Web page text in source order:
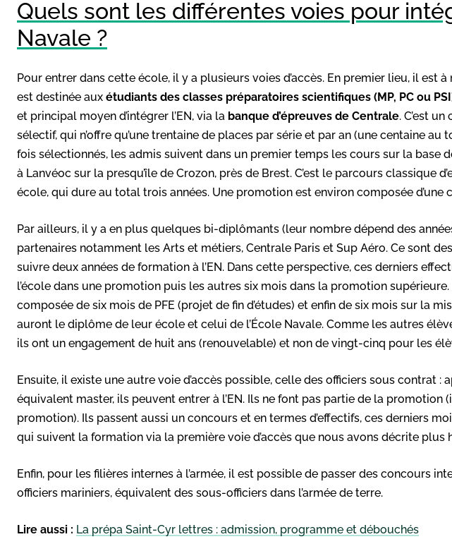
Quels sont les différentes voies pour
Navale ?
Pour entrer dans cette école, il y a plusieurs voies d’accès. En premier lieu, il est
est destinée aux étudiants des classes préparatoires scientifiques (MP, PC ou
et principal moyen d’intégrer l’EN, via la banque d’épreuves de Centrale. C’est
sélectif, qui n’offre qu’une trentaine de places par série et par an (une centaine au
fois sélectionnés, les admis suivent dans un premier temps les cours sur la base
à Lanvéoc sur la presqu’île de Crozon, près de Brest. C’est le parcours classique
école, qui dure au total trois années. Une promotion est environ composée d’une
Par ailleurs, il y a en plus quelques bi-diplômants (leur nombre dépend des
partenaires notamment les Arts et métiers, Centrale Paris et Sup Aéro. Ce sont
suivre deux années de formation à l’EN. Dans cette perspective, ces derniers
l’école dans une promotion puis les autres six mois dans la promotion supérieure.
composée de six mois de PFE (projet de fin d’études) et enfin de six mois sur la
auront le diplôme de leur école et celui de l’École Navale. Comme les autres
ils ont un engagement de huit ans (renouvelable) et non de vingt-cinq pour les
Ensuite, il existe une autre voie d’accès possible, celle des officiers sous contrat :
équivalent master, ils peuvent entrer à l’EN. Ils ne font pas partie de la promotion
promotion). Ils passent aussi un concours et en termes d’effectifs, ces derniers
qui suivent la formation via la première voie d’accès que nous avons décrite plus
Enfin, pour les filières internes à l’armée, il est possible de passer des concours
officiers mariniers, équivalent des sous-officiers dans l’armée de terre.
Lire aussi : La prépa Saint-Cyr lettres : admission, programme et débouchés